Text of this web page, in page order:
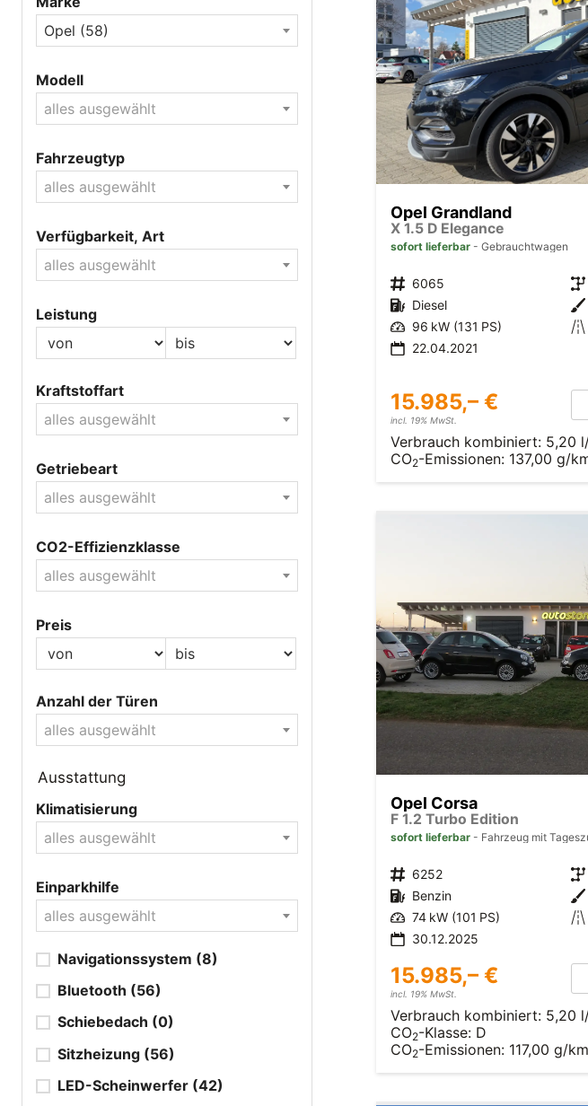
Opel Grandland
X 1.5 D Elegance
sofort lieferbar Gebrauchtwagen
6065
Diesel
96 kW (131 PS)
22.04.2021
15.985,– €
incl. 19% MwSt.
Verbrauch kombiniert: 5,20
CO2-Emissionen: 137,00 g/
Opel Corsa
F 1.2 Turbo Edition
sofort lieferbar Fahrzeug mit
6252
Benzin
74 kW (101 PS)
30.12.2025
15.985,– €
incl. 19% MwSt.
Verbrauch kombiniert: 5,20
CO2-Klasse: D
CO2-Emissionen: 117,00 g/km
Opel (58)
Modell
alles ausgewählt
Fahrzeugtyp
alles ausgewählt
Verfügbarkeit, Art
alles ausgewählt
Leistung
Kraftstoffart
alles ausgewählt
Getriebeart
alles ausgewählt
CO2-Effizienzklasse
alles ausgewählt
Preis
Anzahl der Türen
alles ausgewählt
Ausstattung
Klimatisierung
alles ausgewählt
Einparkhilfe
alles ausgewählt
Navigationssystem (8)
Bluetooth (56)
Schiebedach (0)
Sitzheizung (56)
LED-Scheinwerfer (42)